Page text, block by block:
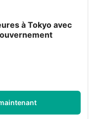
à Tokyo avec